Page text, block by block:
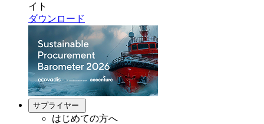
イト
ダウンロード
サプライヤー
はじめての方へ